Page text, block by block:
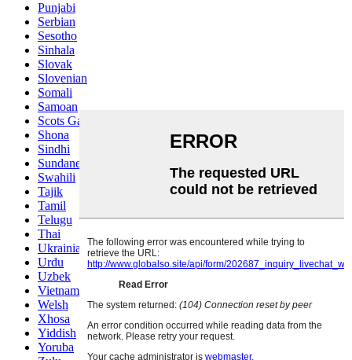
Punjabi
Serbian
Sesotho
Sinhala
Slovak
Slovenian
Somali
Samoan
Scots Gaelic
Shona
Sindhi
Sundanese
Swahili
Tajik
Tamil
Telugu
Thai
Ukrainian
Urdu
Uzbek
Vietnamese
Welsh
Xhosa
Yiddish
Yoruba